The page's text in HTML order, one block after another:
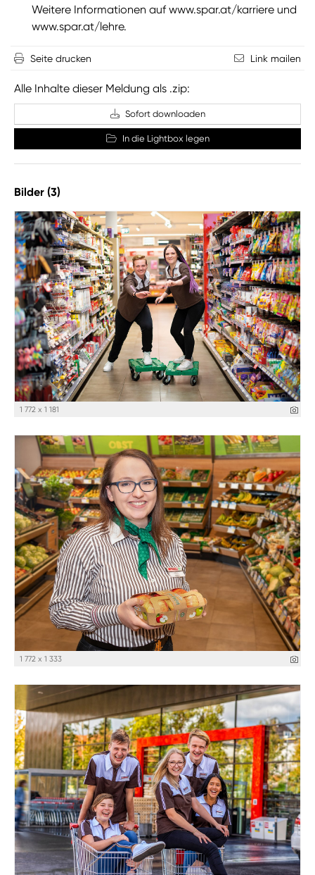
Weitere Informationen aufwww.spar.at/karriere und
www.spar.at/lehre.
Seite drucken Link mailen
Alle Inhalte dieser Meldung als .zip:
Sofort downloaden
In die Lightbox legen
Bilder (3)
1 772 x 1 181
1 772 x 1 333